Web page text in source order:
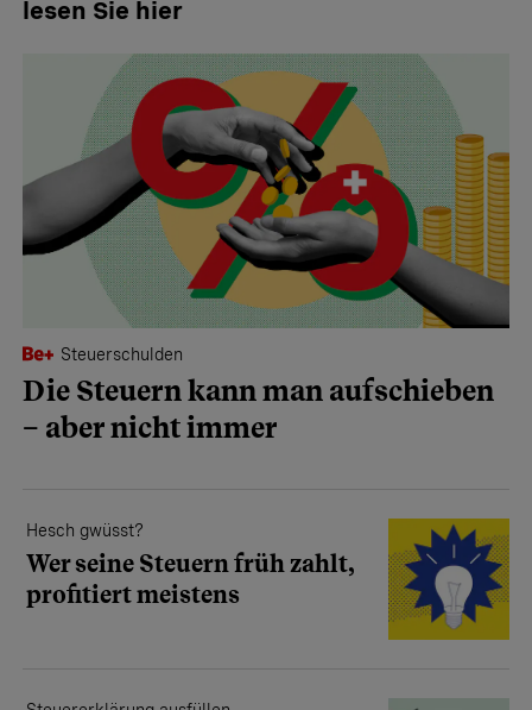
lesen Sie hier
Steuerschulden
Die Steuern kann man aufschieben
– aber nicht immer
Hesch gwüsst?
Wer seine Steuern früh zahlt,
profitiert meistens